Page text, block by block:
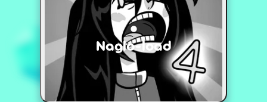
Naglo-load